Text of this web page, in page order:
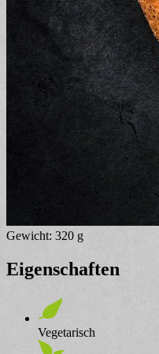
Gewicht: 320 g
Eigenschaften
Vegetarisch